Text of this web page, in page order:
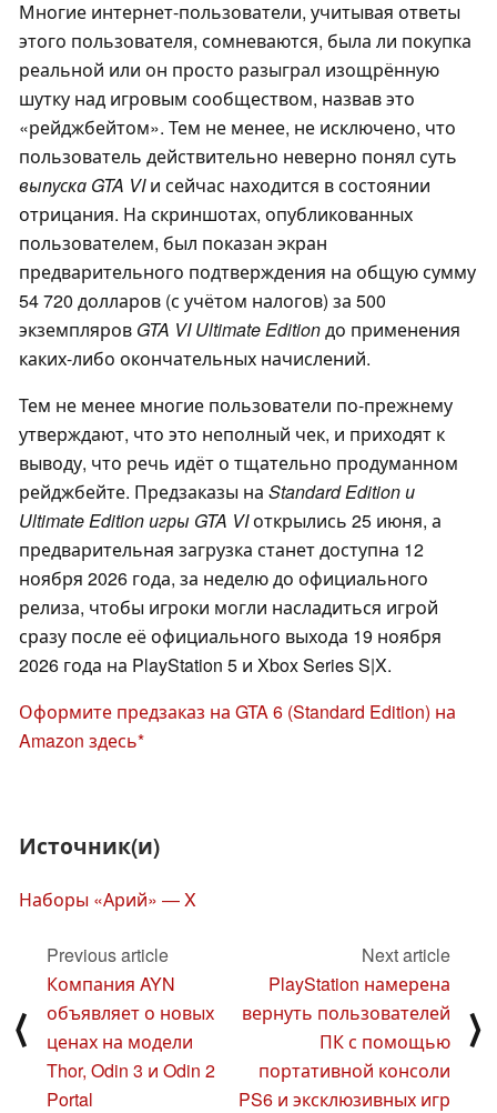
Многие интернет-пользователи, учитывая ответы
этого пользователя, сомневаются, была ли покупка
реальной или он просто разыграл изощрённую
шутку над игровым сообществом, назвав это
«рейджбейтом». Тем не менее, не исключено, что
пользователь действительно неверно понял суть
выпуска GTA VIи сейчас находится в состоянии
отрицания. На скриншотах, опубликованных
пользователем, был показан экран
предварительного подтверждения на общую сумму
54 720 долларов (с учётом налогов) за 500
экземпляров GTA VI Ultimate Editionдо применения
каких-либо окончательных начислений.
Тем не менее многие пользователи по-прежнему
утверждают, что это неполный чек, и приходят к
выводу, что речь идёт о тщательно продуманном
рейджбейте. Предзаказы на StandardEdition и
Ultimate Edition игры GTA VIоткрылись 25 июня, а
предварительная загрузка станет доступна 12
ноября 2026 года, за неделю до официального
релиза, чтобы игроки могли насладиться игрой
сразу после её официального выхода 19 ноября
2026 года на PlayStation 5 и Xbox Series S|X.
Оформите предзаказ на GTA 6 (Standard Edition) на
Amazon здесь
Источник(и)
Наборы «Арий» — X
⟨
Previous article
Компания AYN
объявляет о новых
ценах на модели
Thor, Odin 3 и Odin 2
Portal
Next article
PlayStation намерена
вернуть пользователей
ПК с помощью
портативной консоли
PS6 и эксклюзивных игр
⟩